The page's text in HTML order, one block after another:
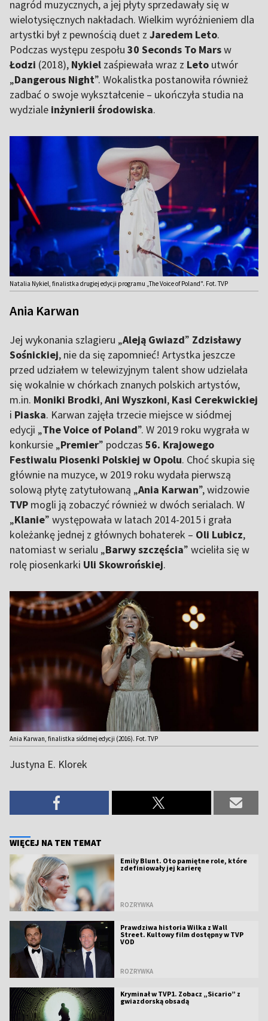
nagród muzycznych, a jej płyty sprzedawały się w
wielotysięcznych nakładach. Wielkim wyróżnieniem dla
artystki był z pewnością duet z Jaredem Leto.
Podczas występu zespołu 30 Seconds To Marsw
Łodzi (2018), Nykiel zaśpiewała wraz z Leto utwór
„Dangerous Night”. Wokalistka postanowiła również
zadbać o swoje wykształcenie – ukończyła studia na
wydziale inżynierii środowiska.
Natalia Nykiel, finalistka drugiej edycji programu „The Voice of Poland". Fot. TVP
Ania Karwan
Jej wykonania szlagieru „Aleją Gwiazd” Zdzisławy
Sośnickiej, nie da się zapomnieć! Artystka jeszcze
przed udziałem w telewizyjnym talent show udzielała
się wokalnie w chórkach znanych polskich artystów,
m.in. Moniki Brodki,Ani Wyszkoni, Kasi Cerekwickiej
i Piaska. Karwan zajęła trzecie miejsce w siódmej
edycji „The Voice of Poland”. W 2019 roku wygrała w
konkursie „Premier” podczas 56. Krajowego
Festiwalu Piosenki Polskiej w Opolu. Choć skupia się
głównie na muzyce, w 2019 roku wydała pierwszą
solową płytę zatytułowaną „Ania Karwan”, widzowie
TVP mogli ją zobaczyć również w dwóch serialach. W
„Klanie” występowała w latach 2014-2015 i grała
koleżankę jednej z głównych bohaterek – Oli Lubicz,
natomiast w serialu „Barwy szczęścia” wcieliła się w
rolę piosenkarki Uli Skowrońskiej.
Ania Karwan, finalistka siódmej edycji (2016). Fot. TVP
Justyna E. Klorek
WIĘCEJ NA TEN TEMAT
Emily Blunt. Oto pamiętne role, które
zdefiniowały jej karierę
ROZRYWKA
Prawdziwa historia Wilka z Wall
Street. Kultowy film dostępny w TVP
VOD
ROZRYWKA
Kryminał w TVP1. Zobacz „Sicario” z
gwiazdorską obsadą